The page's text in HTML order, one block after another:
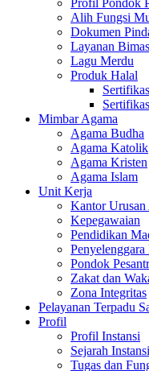
Alih Fungsi
Dokumen
Layanan
Lagu Merdu
Produk Halal
Mimbar Agama
Agama Budha
Agama Katolik
Agama Kristen
Agama Islam
Unit Kerja
Kantor Urusan
Kepegawaian
Pendidikan
Pondok
Zakat dan
Zona Integritas
Pelayanan Terpadu
Profil
Profil Instansi
Sejarah
Tugas dan